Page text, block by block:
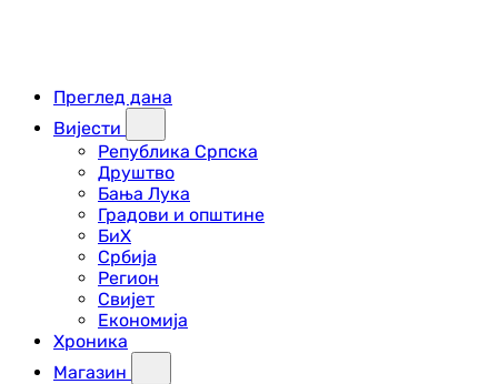
Преглед дана
Вијести
Република Српска
Друштво
Бања Лука
Градови и општине
БиХ
Србија
Регион
Свијет
Економија
Хроника
Магазин